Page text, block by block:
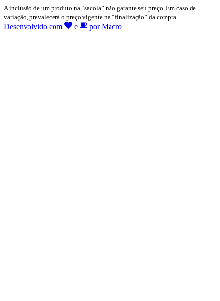
A inclusão de um produto na “sacola” não garante seu preço. Em caso de
variação, prevalecerá o preço vigente na “finalização” da compra.
Desenvolvido com e por Macro